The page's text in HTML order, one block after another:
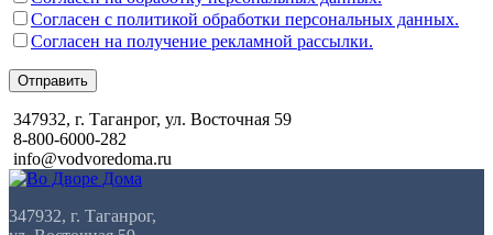
Согласен с политикой обработки персональных данных.
Согласен на получение рекламной рассылки.
Отправить
347932, г. Таганрог, ул. Восточная 59
8-800-6000-282
info@vodvoredoma.ru
347932, г. Таганрог,